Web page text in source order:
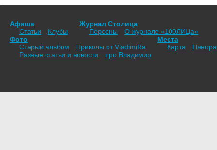
Афиша
Статьи
Клубы
Журнал Столица
Персоны
О журнале «100ЛИЦа»
Фото
Старый альбом
Приколы от VladimiRа
Места
Карта
Разные статьи и новости
про Владимир